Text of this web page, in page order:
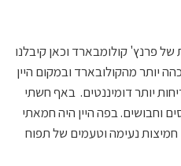
פרנץ' קולומבארד וכאן קיבלנו
יותר מהקולובארד ובמקום היין
יותר דומיננטים. באף חשתי
וחבושים. בפה היין היה חמאתי
נעימה וטעמים של תפוח